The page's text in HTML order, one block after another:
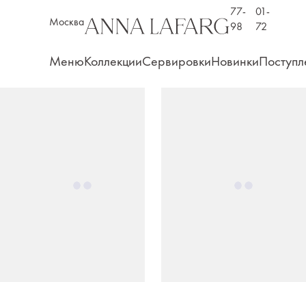
Москва
77-
98
01-
72
МенюКоллекцииСервировкиНовинки